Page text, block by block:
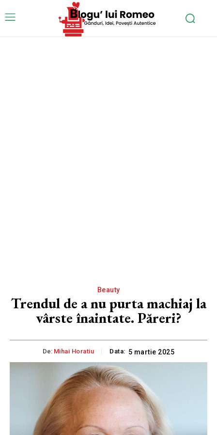
Beauty
Trendul de a nu purta machiaj la
vârste înaintate. Păreri?
De: Mihai Horatiu Data: 5 martie 2025